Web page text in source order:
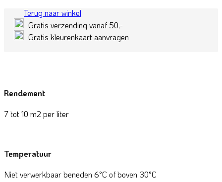
Terug naar winkel
Gratis verzending vanaf 50,-
Gratis kleurenkaart aanvragen
Rendement
7 tot 10 m2 per liter
Temperatuur
Niet verwerkbaar beneden 6°C of boven 30°C